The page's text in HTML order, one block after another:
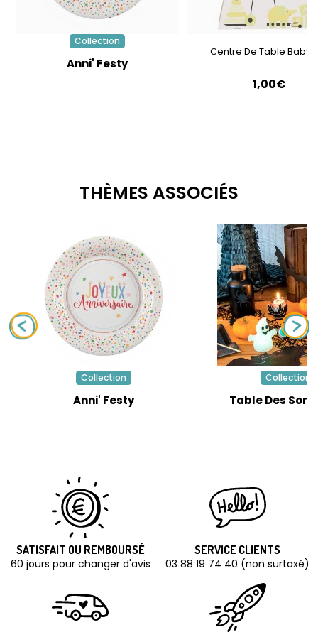
Collection
Anni' Festy
Centre De Table Baby
1,00€
THÈMES ASSOCIÉS
Collection
Anni' Festy
Collection
Table Des
SATISFAIT OU REMBOURSÉ
60 jours pour changer d'avis
SERVICE CLIENTS
03 88 19 74 40 (non surtaxé)